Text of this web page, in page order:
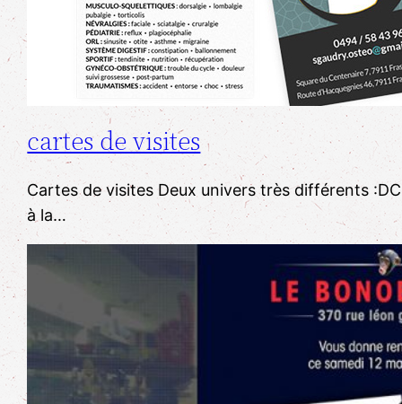
cartes de visites
Cartes de visites Deux univers très différents
à la…